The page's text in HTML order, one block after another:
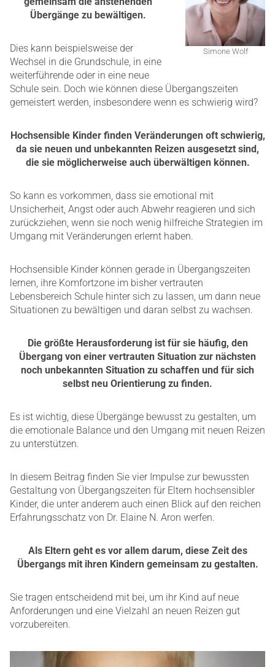
Simone Wolf
Übergänge zu bewältigen.
Dies kann beispielsweise der
Wechsel in die Grundschule, in eine
weiterführende oder in eine neue
Schule sein. Doch wie können diese Übergangszeiten
gemeistert werden, insbesondere wenn es schwierig wird?
Hochsensible Kinder finden Veränderungen oft schwierig,
da sie neuen und unbekannten Reizen ausgesetzt sind,
die sie möglicherweise auch überwältigen können.
So kann es vorkommen, dass sie emotional mit
Unsicherheit, Angst oder auch Abwehr reagieren und sich
zurückziehen, wenn sie noch wenig hilfreiche Strategien im
Umgang mit Veränderungen erlernt haben.
Hochsensible Kinder können gerade in Übergangszeiten
lernen, ihre Komfortzone im bisher vertrauten
Lebensbereich Schule hinter sich zu lassen, um dann neue
Situationen zu bewältigen und daran selbst zu wachsen.
Die größte Herausforderung ist für sie häufig, den
Übergang von einer vertrauten Situation zur nächsten
noch unbekannten Situation zu schaffen und für sich
selbst neu Orientierung zu finden.
Es ist wichtig, diese Übergänge bewusst zu gestalten, um
die emotionale Balance und den Umgang mit neuen Reizen
zu unterstützen.
In diesem Beitrag finden Sie vier Impulse zur bewussten
Gestaltung von Übergangszeiten für Eltern hochsensibler
Kinder, die unter anderem auch einen Blick auf den reichen
Erfahrungsschatz von Dr. Elaine N. Aron werfen.
Als Eltern geht es vor allem darum, diese Zeit des
Übergangs mit ihren Kindern gemeinsam zu gestalten.
Sie tragen entscheidend mit bei, um ihr Kind auf neue
Anforderungen und eine Vielzahl an neuen Reizen gut
vorzubereiten.